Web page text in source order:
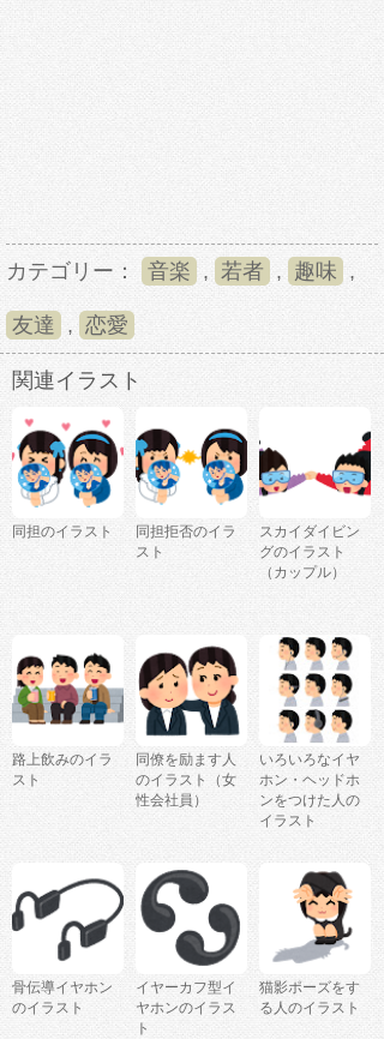
カテゴリー： 音楽 , 若者 , 趣味 ,
友達 , 恋愛
関連イラスト
同担のイラスト
同担拒否のイラ
スト
スカイダイビン
グのイラスト
（カップル）
路上飲みのイラ
スト
同僚を励ます人
のイラスト（女
性会社員）
いろいろなイヤ
ホン・ヘッドホ
ンをつけた人の
イラスト
骨伝導イヤホン
のイラスト
イヤーカフ型イ
ヤホンのイラス
ト
猫影ポーズをす
る人のイラスト